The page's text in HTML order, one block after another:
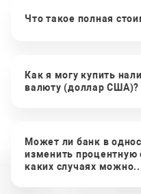
Что такое полная
Как я могу купить
валюту (доллар США)?
Может ли банк в
изменить процентную
каких случаях